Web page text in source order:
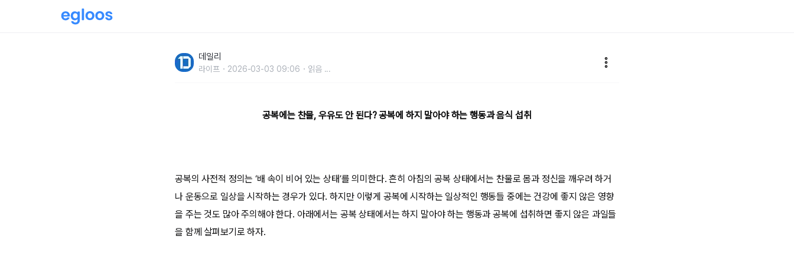
데일리
라이프 2026-03-03 09:06 읽음 ...
공복에는 찬물, 우유도 안 된다? 공복에 하지 말아야 하는 행동과 음식 섭취
공복의 사전적 정의는 ‘배 속이 비어 있는 상태’를 의미한다. 흔히 아침의 공복 상태에서는 찬물로 몸과 정신을 깨우려 하거
나 운동으로 일상을 시작하는 경우가 있다. 하지만 이렇게 공복에 시작하는 일상적인 행동들 중에는 건강에 좋지 않은 영향
을 주는 것도 많아 주의해야 한다. 아래에서는 공복 상태에서는 하지 말아야 하는 행동과 공복에 섭취하면 좋지 않은 과일들
을 함께 살펴보기로 하자.